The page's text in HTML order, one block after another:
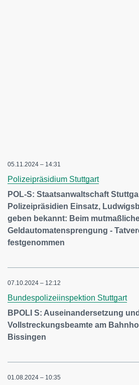
05.11.2024 – 14:31
Polizeipräsidium Stuttgart
POL-S: Staatsanwaltschaft
Polizeipräsidien Einsatz,
geben bekannt: Beim
Geldautomatensprengung -
festgenommen
07.10.2024 – 12:12
Bundespolizeiinspektion Stuttgart
BPOLI S: Auseinandersetzung
Vollstreckungsbeamte am
Bissingen
01.08.2024 – 10:35